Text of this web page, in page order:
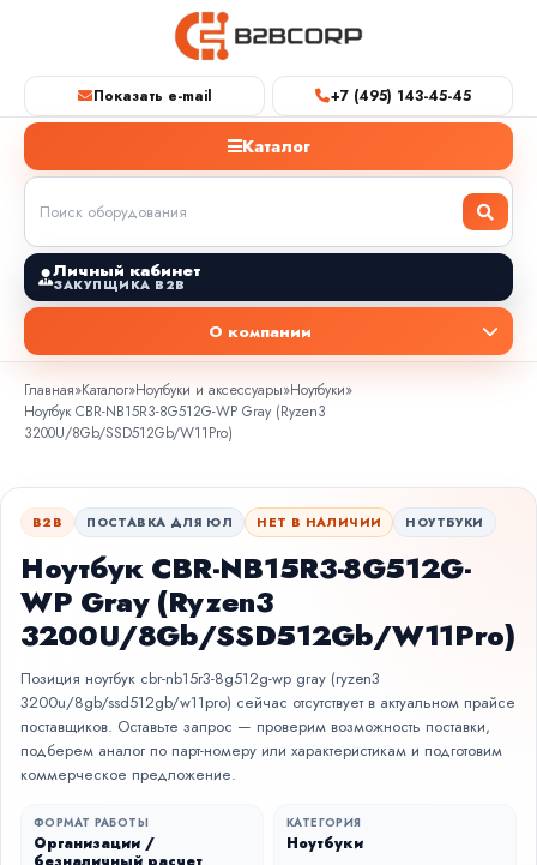
Показать e-mail +7 (495) 143-45-45
Каталог
Личный кабинет
ЗАКУПЩИКА B2B
О компании
Главная»Каталог»Ноутбуки и аксессуары»Ноутбуки»
Ноутбук CBR-NB15R3-8G512G-WP Gray (Ryzen3
3200U/8Gb/SSD512Gb/W11Pro)
B2B ПОСТАВКА ДЛЯ ЮЛ НЕТ В НАЛИЧИИ НОУТБУКИ
Ноутбук CBR-NB15R3-8G512G-
WP Gray (Ryzen3
3200U/8Gb/SSD512Gb/W11Pro)
Позиция ноутбук cbr-nb15r3-8g512g-wp gray (ryzen3
3200u/8gb/ssd512gb/w11pro) сейчас отсутствует в актуальном прайсе
поставщиков. Оставьте запрос — проверим возможность поставки,
подберем аналог по парт-номеру или характеристикам и подготовим
коммерческое предложение.
ФОРМАТ РАБОТЫ
Организации /
КАТЕГОРИЯ
Ноутбуки